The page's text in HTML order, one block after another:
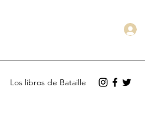
Los libros de Bataille